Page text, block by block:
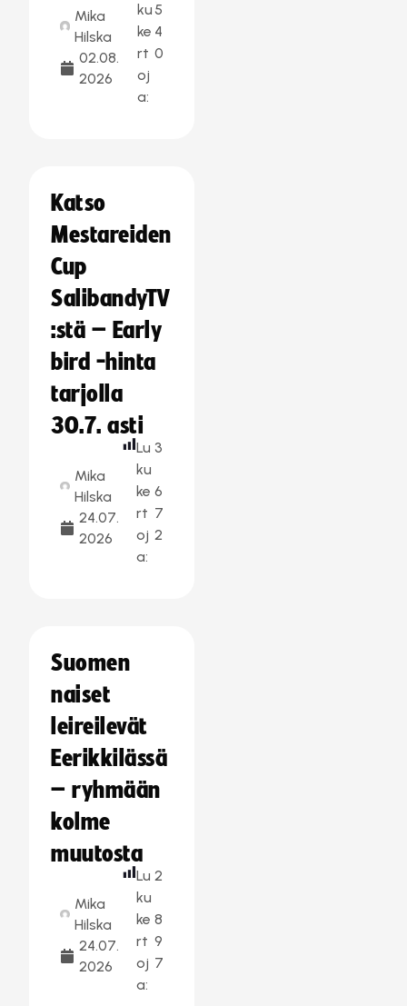
Mika
Hilska
02.08.
2026
ku
ke
rt
oj
a:
5
4
0
Katso
Mestareiden
Cup
SalibandyTV
:stä – Early
bird -hinta
tarjolla
30.7. asti
Mika
Hilska
24.07.
2026
Lu
ku
ke
rt
oj
a:
3
6
7
2
Suomen
naiset
leireilevät
Eerikkilässä
– ryhmään
kolme
muutosta
Mika
Hilska
24.07.
2026
Lu
ku
ke
rt
oj
a:
2
8
9
7